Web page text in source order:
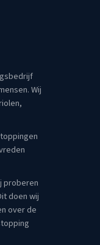
Wij
proberen
doen wij
over de